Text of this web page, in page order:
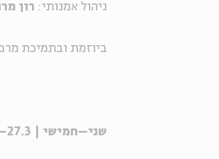
ניהול אמנותי: רון
ביוזמת ובתמיכת
שני–חמישי | 27.3–30.3 | כט באדר– ג בניסן